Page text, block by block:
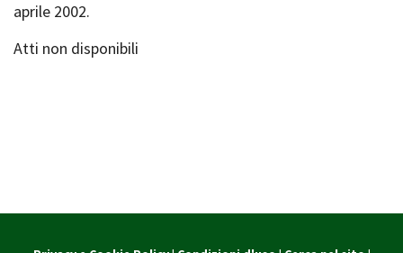
aprile 2002.
Atti non disponibili